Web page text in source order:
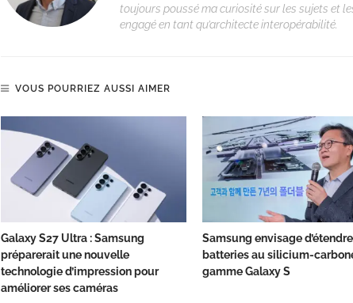
toujours poussé ma curiosité sur les sujets et
engagé en tant qu’architecte interopérabilité.
VOUS POURRIEZ AUSSI AIMER
Galaxy S27 Ultra : Samsung
préparerait une nouvelle
technologie d’impression pour
améliorer ses caméras
Samsung envisage
batteries au silicium-
gamme Galaxy S